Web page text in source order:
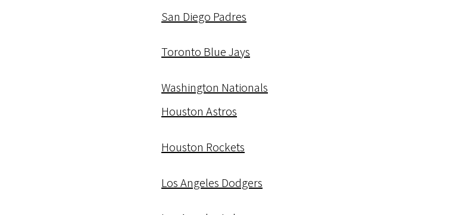
San Diego Padres
Toronto Blue Jays
Washington Nationals
Houston Astros
Houston Rockets
Los Angeles Dodgers